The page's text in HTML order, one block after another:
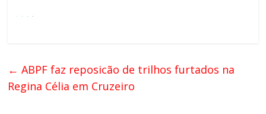
← ABPF faz reposicão de trilhos furtados na
Regina Célia em Cruzeiro